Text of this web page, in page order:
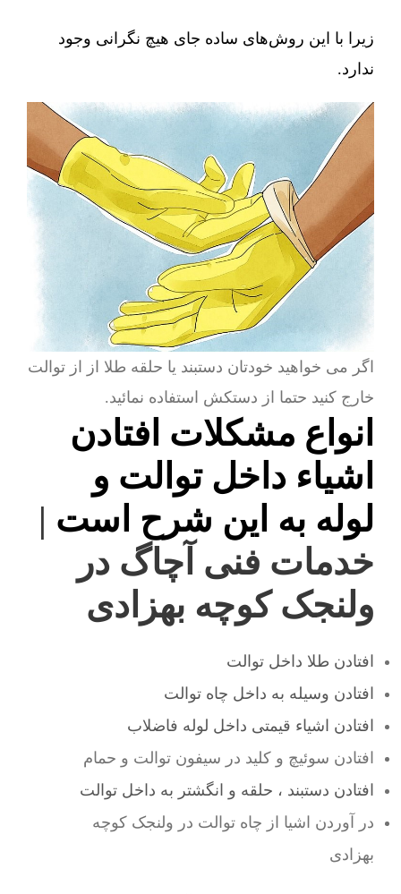
زیرا با این روش‌های ساده جای هیچ نگرانی وجود
ندارد.
اگر می خواهید خودتان دستبند یا حلقه طلا از از توالت
خارج کنید حتما از دستکش استفاده نمائید.
انواع مشکلات افتادن
اشیاء داخل توالت و
لوله به این شرح است |
خدمات فنی آچاگ در
ولنجک کوچه بهزادی
افتادن طلا داخل توالت
افتادن وسیله به داخل چاه توالت
افتادن اشیاء قیمتی داخل لوله فاضلاب
افتادن سوئیچ و کلید در سیفون توالت و حمام
افتادن دستبند ، حلقه و انگشتر به داخل توالت
در آوردن اشیا از چاه توالت در ولنجک کوچه
بهزادی